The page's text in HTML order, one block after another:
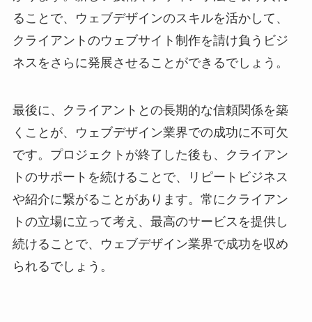
ることで、ウェブデザインのスキルを活かして、
クライアントのウェブサイト制作を請け負うビジ
ネスをさらに発展させることができるでしょう。
最後に、クライアントとの長期的な信頼関係を築
くことが、ウェブデザイン業界での成功に不可欠
です。プロジェクトが終了した後も、クライアン
トのサポートを続けることで、リピートビジネス
や紹介に繋がることがあります。常にクライアン
トの立場に立って考え、最高のサービスを提供し
続けることで、ウェブデザイン業界で成功を収め
られるでしょう。